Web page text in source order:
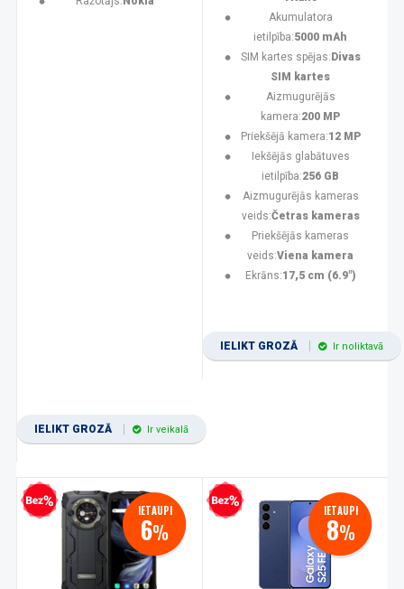
IELIKT GROZĀ Ir veikalā
Akumulatora
ietilpība:5000 mAh
SIM kartes spējas: Divas
SIM kartes
Aizmugurējās
kamera:200 MP
Priekšējā kamera:12 MP
Iekšējās glabātuves
ietilpība:256 GB
Aizmugurējās kameras
veids:Četras kameras
Priekšējās kameras
veids:Viena kamera
Ekrāns:17,5 cm (6.9")
IELIKT GROZĀ Ir noliktavā
kredīts IETAUPI
6%
Bezprocentu kredīts IETAUPI
8%